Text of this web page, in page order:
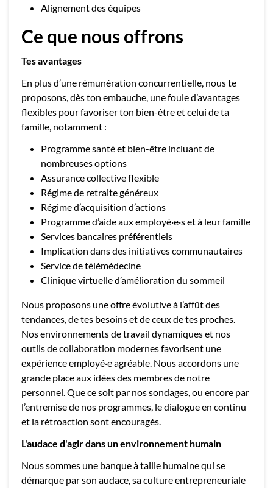
Alignement des équipes
Ce que nous offrons
Tes avantages
En plus d’une rémunération concurrentielle, nous te
proposons, dès ton embauche, une foule d’avantages
flexibles pour favoriser ton bien-être et celui de ta
famille, notamment :
Programme santé et bien-être incluant de
nombreuses options
Assurance collective flexible
Régime de retraite généreux
Régime d’acquisition d’actions
Programme d’aide aux employé·e·s et à leur famille
Services bancaires préférentiels
Implication dans des initiatives communautaires
Service de télémédecine
Clinique virtuelle d’amélioration du sommeil
Nous proposons une offre évolutive à l’affût des
tendances, de tes besoins et de ceux de tes proches.
Nos environnements de travail dynamiques et nos
outils de collaboration modernes favorisent une
expérience employé·e agréable. Nous accordons une
grande place aux idées des membres de notre
personnel. Que ce soit par nos sondages, ou encore par
l’entremise de nos programmes, le dialogue en continu
et la rétroaction sont encouragés.
L'audace d'agir dans un environnement humain
Nous sommes une banque à taille humaine qui se
démarque par son audace, sa culture entrepreneuriale